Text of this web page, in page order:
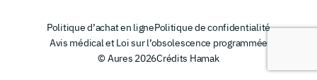
Politique d’achat en lignePolitique de confidentialité
Avis médical et Loi sur l’obsolescence programmée
© Aures 2026Crédits Hamak